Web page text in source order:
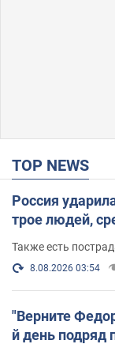
TOP NEWS
Россия
трое людей,
Также есть
8.08.2026 03:54
"Верните
й день подряд